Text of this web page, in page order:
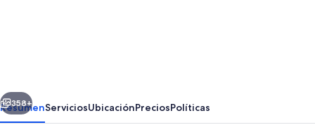
-
Siguiente
358+
ResumenServiciosUbicaciónPreciosPolíticas